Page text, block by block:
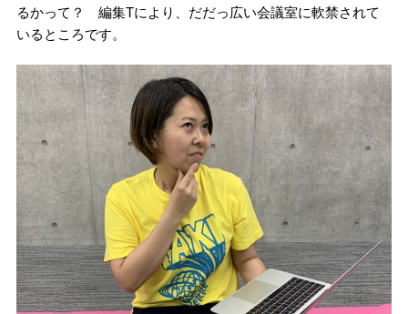
るかって？ 編集Tにより、だだっ広い会議室に軟禁されて
いるところです。